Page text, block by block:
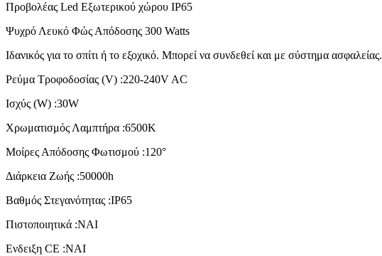
Προβολέας Led Εξωτερικού χώρου IP65
Ψυχρό Λευκό Φώς Απόδοσης 300 Watts
Ιδανικός για το σπίτι ή το εξοχικό. Μπορεί να συνδεθεί και με σύστημα ασφαλείας.
Ρεύμα Τροφοδοσίας (V) :220-240V AC
Ισχύς (W) :30W
Χρωματισμός Λαμπτήρα :6500K
Μοίρες Απόδοσης Φωτισμού :120°
Διάρκεια Ζωής :50000h
Βαθμός Στεγανότητας :IP65
Πιστοποιητικά :ΝΑΙ
Ενδειξη CE :ΝΑΙ